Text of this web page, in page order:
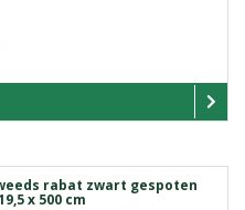
rabat zwart gespoten
x 500 cm